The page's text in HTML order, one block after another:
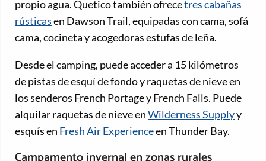
propio agua. Quetico también ofrecetres cabañas
rústicasen Dawson Trail, equipadas con cama, sofá
cama, cocineta y acogedoras estufas de leña.
Desde el camping, puede acceder a 15 kilómetros
de pistas de esquí de fondo y raquetas de nieve en
los senderos French Portage y French Falls. Puede
alquilar raquetas de nieve enWilderness Supplyy
esquís en Fresh Air Experienceen Thunder Bay.